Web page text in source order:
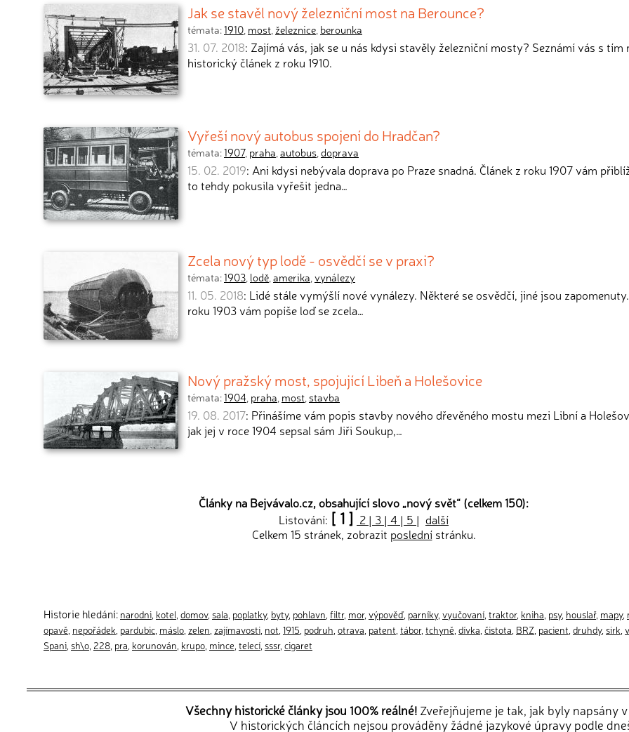
Jak se stavěl nový železniční most na Berounce?
témata:1910, most, železnice, berounka
31. 07. 2018: Zajímá vás, jak se u nás kdysi stavěly železniční mosty? Seznámí vás s tím
historický článek z roku 1910.
Vyřeší nový autobus spojení do Hradčan?
témata:1907, praha,autobus,doprava
15. 02. 2019: Ani kdysi nebývala doprava po Praze snadná. Článek z roku 1907 vám
to tehdy pokusila vyřešit jedna…
Zcela nový typ lodě - osvědčí se v praxi?
témata:1903, lodě,amerika,vynálezy
11. 05. 2018: Lidé stále vymýšlí nové vynálezy. Některé se osvědčí, jiné jsou
roku 1903 vám popíše loď se zcela…
Nový pražský most, spojující Libeň a Holešovice
témata:1904, praha, most, stavba
19. 08. 2017: Přinášíme vám popis stavby nového dřevěného mostu mezi Libní a
jak jej v roce 1904 sepsal sám Jiři Soukup,…
Články na Bejvávalo.cz, obsahující slovo „nový svět“ (celkem 150):
Listování: [ 1 ] 2 | 3 | 4 | 5 | další
Celkem 15 stránek, zobrazit poslednístránku.
Historie hledání: narodni kotel domov, sala poplatky, byty, pohlavn filtr, mor, výpověď, parníky, vyučovaní traktor, kniha psy, houslař, mapy,
opavě nepořádek pardubic máslo zelen zajímavosti not 1915 podruh otrava patent tábor, tchyně dívka čistota BRZ pacient druhdy, sirk
Spani sh\o 228 pra korunován krupo mince telecí sssr, cigaret
Všechny historické články jsou 100% reálné! Zveřejňujeme je tak, jak byly napsány
V historických článcích nejsou prováděny žádné jazykové úpravy podle